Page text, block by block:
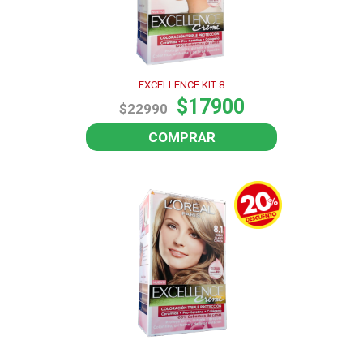
EXCELLENCE KIT 8
$22990 $17900
COMPRAR